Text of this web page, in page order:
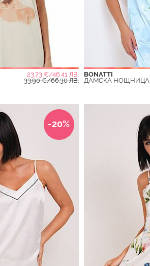
23.73 €/46.41 ЛВ.
33.90 €/66.30 ЛВ.
BONATTI
ДАМСКА НОЩНИЦА
-20%